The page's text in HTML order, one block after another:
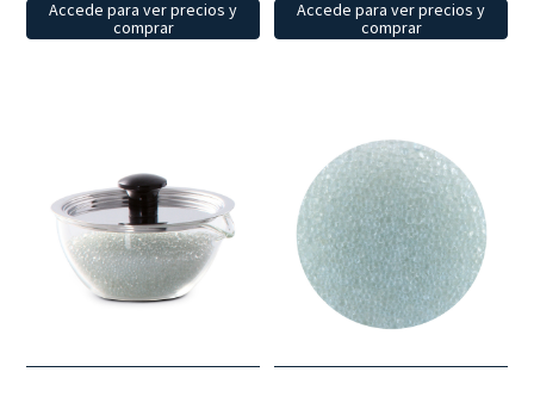
Accede para ver precios y
comprar
Accede para ver precios y
comprar